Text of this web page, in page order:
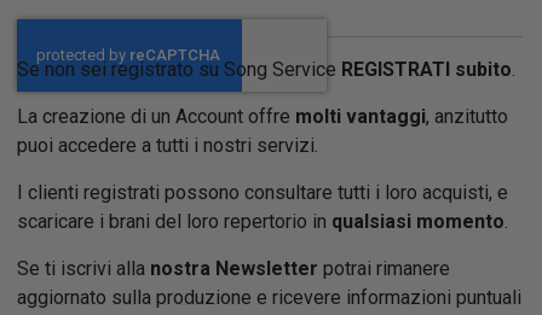
Se non sei registrato su Song Service REGISTRATI subito.
La creazione di un Account offre molti vantaggi, anzitutto
puoi accedere a tutti i nostri servizi.
I clienti registrati possono consultare tutti i loro acquisti, e
scaricare i brani del loro repertorio in qualsiasi momento.
Se ti iscrivi alla nostra Newsletter potrai rimanere
aggiornato sulla produzione e ricevere informazioni puntuali